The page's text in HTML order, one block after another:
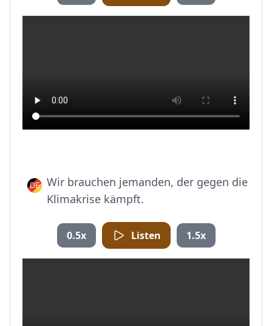
Wir brauchen jemanden, der gegen die
Klimakrise kämpft.
0.5x Listen 1.5x